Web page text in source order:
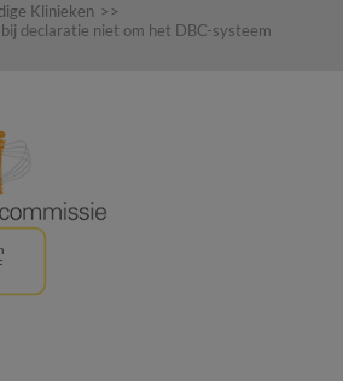
Klinieken >>
declaratie niet om het DBC-systeem